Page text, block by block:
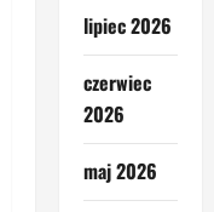
lipiec 2026
czerwiec
2026
maj 2026